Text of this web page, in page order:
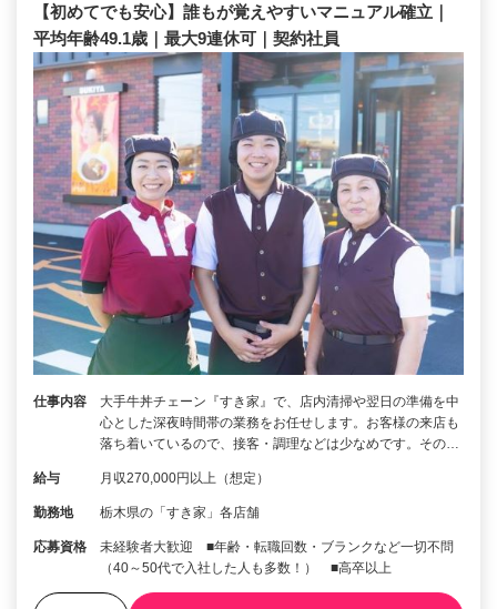
【初めてでも安心】誰もが覚えやすいマニュアル確立｜
平均年齢49.1歳｜最大9連休可｜契約社員
仕事内容
大手牛丼チェーン『すき家』で、店内清掃や翌日の準備を中
心とした深夜時間帯の業務をお任せします。お客様の来店も
落ち着いているので、接客・調理などは少なめです。その…
給与 月収270,000円以上（想定）
勤務地 栃木県の「すき家」各店舗
応募資格
未経験者大歓迎 ■年齢・転職回数・ブランクなど一切不問
（40～50代で入社した人も多数！） ■高卒以上